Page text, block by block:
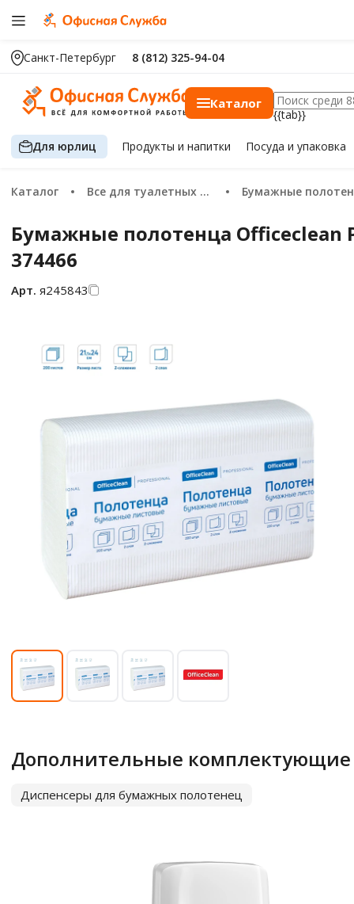
Санкт-Петербург 8 (812) 325-94-04
Каталог
{{tab}}
Для юрлиц Продуктыи напитки Посуда и упаковка
Каталог Все для туалетных комнат Бумажные полотенца
Бумажные полотенца Officeclean
374466
Арт. я245843
Дополнительные комплектующие
Диспенсеры для бумажных полотенец